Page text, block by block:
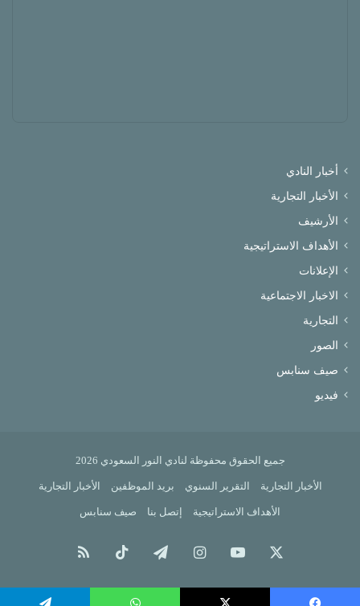
أخبار النادي
الأخبار التجارية
الأرشيف
الأهداف الاستراتيجية
الإعلانات
الاخبار الاجتماعية
التجارية
الصور
صيف سنابس
فيديو
جميع الحقوق محفوظة لنادي النور السعودي 2026
الأخبار التجارية التقرير السنوي بريد الموظفين الأخبار التجارية
الأهداف الاستراتيجية إتصل بنا صيف سنابس
يوتيوبانستقرامتيلقرام ‫TikTokملخص
الموقع